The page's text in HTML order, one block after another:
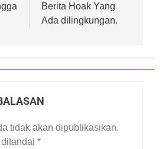
Berita Hoak Yang
Ada dilingkungan.
tidak akan dipublikasikan.
*